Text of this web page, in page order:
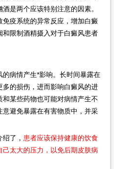
是两个应该特别注意的因素。
疫系统的异常反应，增加白癜
限制酒精摄入对于白癜风患者
病情产生*影响。长时间暴露在
的损伤，进而影响白癜风的进
某些药物也可能对病情产生不
避免暴露在有害物质中，并采
了， 患者应该保持健康的饮食
太大的压力，以免后期皮肤病